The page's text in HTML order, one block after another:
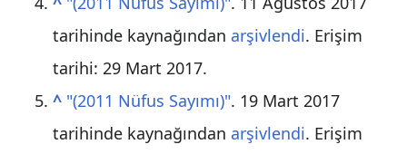
tarihinde kaynağından arşivlendi. Erişim
tarihi: 29 Mart 2017.
^ "(2011 Nüfus Sayımı)". 19 Mart 2017
tarihinde kaynağından arşivlendi. Erişim